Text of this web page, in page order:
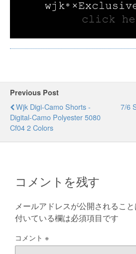
Previous Post
Wjk Digi-Camo Shorts -
Digital-Camo Polyester 5080
Cf04 2 Colors
7/6
コメントを残す
メールアドレスが公開されること
付いている欄は必須項目です
コメント ※